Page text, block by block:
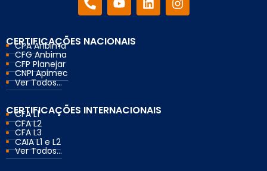
CERTIFICAÇÕES NACIONAIS
CPA Anbima
CFG Anbima
CFP Planejar
CNPI Apimec
Ver Todos...
CERTIFICAÇÕES INTERNACIONAIS
CFA L1
CFA L2
CFA L3
CAIA L1 e L2
Ver Todos...